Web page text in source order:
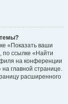
«Показать ваши
по ссылке «Найти
на конференции
главной странице.
расширенного